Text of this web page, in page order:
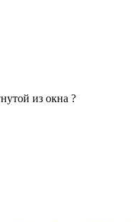
из окна ?